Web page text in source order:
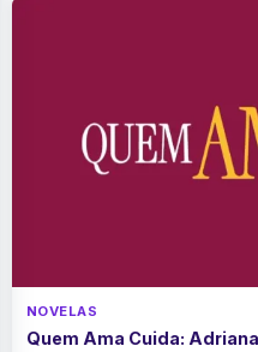
NOVELAS
Quem Ama Cuida: